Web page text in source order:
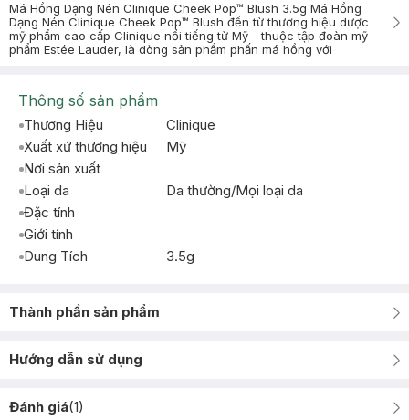
Má Hồng Dạng Nén Clinique Cheek Pop™ Blush 3.5g Má Hồng
Dạng Nén Clinique Cheek Pop™ Blush đến từ thương hiệu dược
mỹ phẩm cao cấp Clinique nổi tiếng từ Mỹ - thuộc tập đoàn mỹ
phẩm Estée Lauder, là dòng sản phẩm phấn má hồng với
Thông số sản phẩm
Thương Hiệu
Clinique
Xuất xứ thương hiệu
Mỹ
Nơi sản xuất
Loại da
Da thường/Mọi loại da
Đặc tính
Giới tính
Dung Tích
3.5g
Thành phần sản phẩm
Hướng dẫn sử dụng
Đánh giá(1)